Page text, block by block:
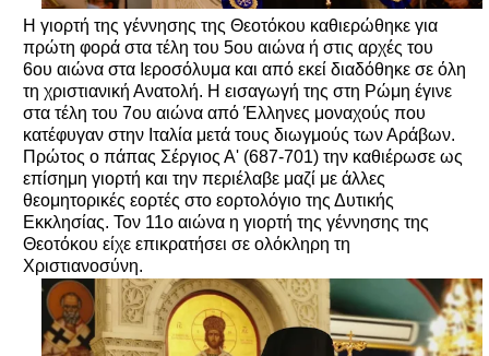
Η γιορτή της γέννησης της Θεοτόκου καθιερώθηκε για
πρώτη φορά στα τέλη του 5ου αιώνα ή στις αρχές του
6ου αιώνα στα Ιεροσόλυμα και από εκεί διαδόθηκε σε όλη
τη χριστιανική Ανατολή. Η εισαγωγή της στη Ρώμη έγινε
στα τέλη του 7ου αιώνα από Έλληνες μοναχούς που
κατέφυγαν στην Ιταλία μετά τους διωγμούς των Αράβων.
Πρώτος ο πάπας Σέργιος Α' (687-701) την καθιέρωσε ως
επίσημη γιορτή και την περιέλαβε μαζί με άλλες
θεομητορικές εορτές στο εορτολόγιο της Δυτικής
Εκκλησίας. Τον 11ο αιώνα η γιορτή της γέννησης της
Θεοτόκου είχε επικρατήσει σε ολόκληρη τη
Χριστιανοσύνη.